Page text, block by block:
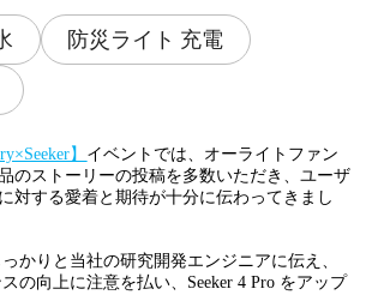
防災ライト 充電
】 イベントでは、オーライトファン
のストーリーの投稿を多数いただき、ユーザ
対する愛着と期待が十分に伝わってきまし
かりと当社の研究開発エンジニアに伝え、
の向上に注意を払い、Seeker 4 Pro をアップ